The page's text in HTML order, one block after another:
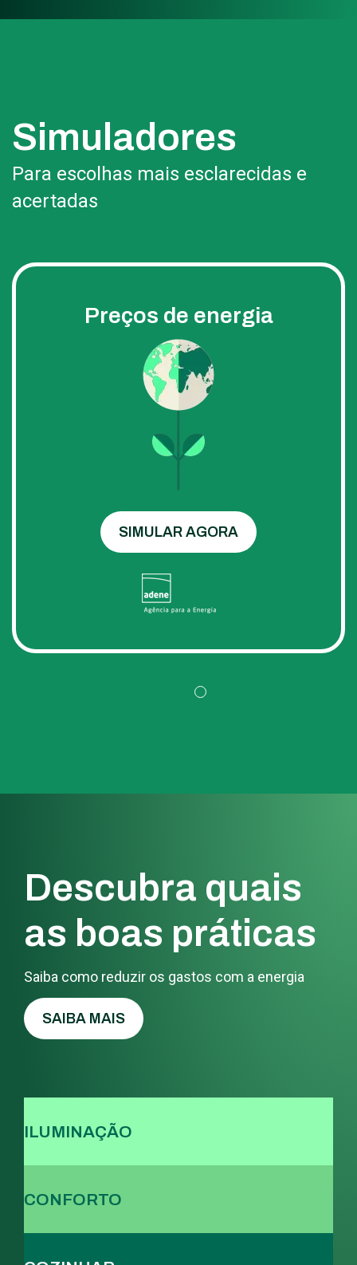
Simuladores
Para escolhas mais esclarecidas e
acertadas
Preços de energia
SIMULAR AGORA
Descubra quais
as boas práticas
Saiba como reduzir os gastos com a energia
SAIBA MAIS
ILUMINAÇÃO
CONFORTO